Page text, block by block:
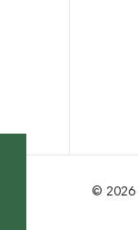
© 2026